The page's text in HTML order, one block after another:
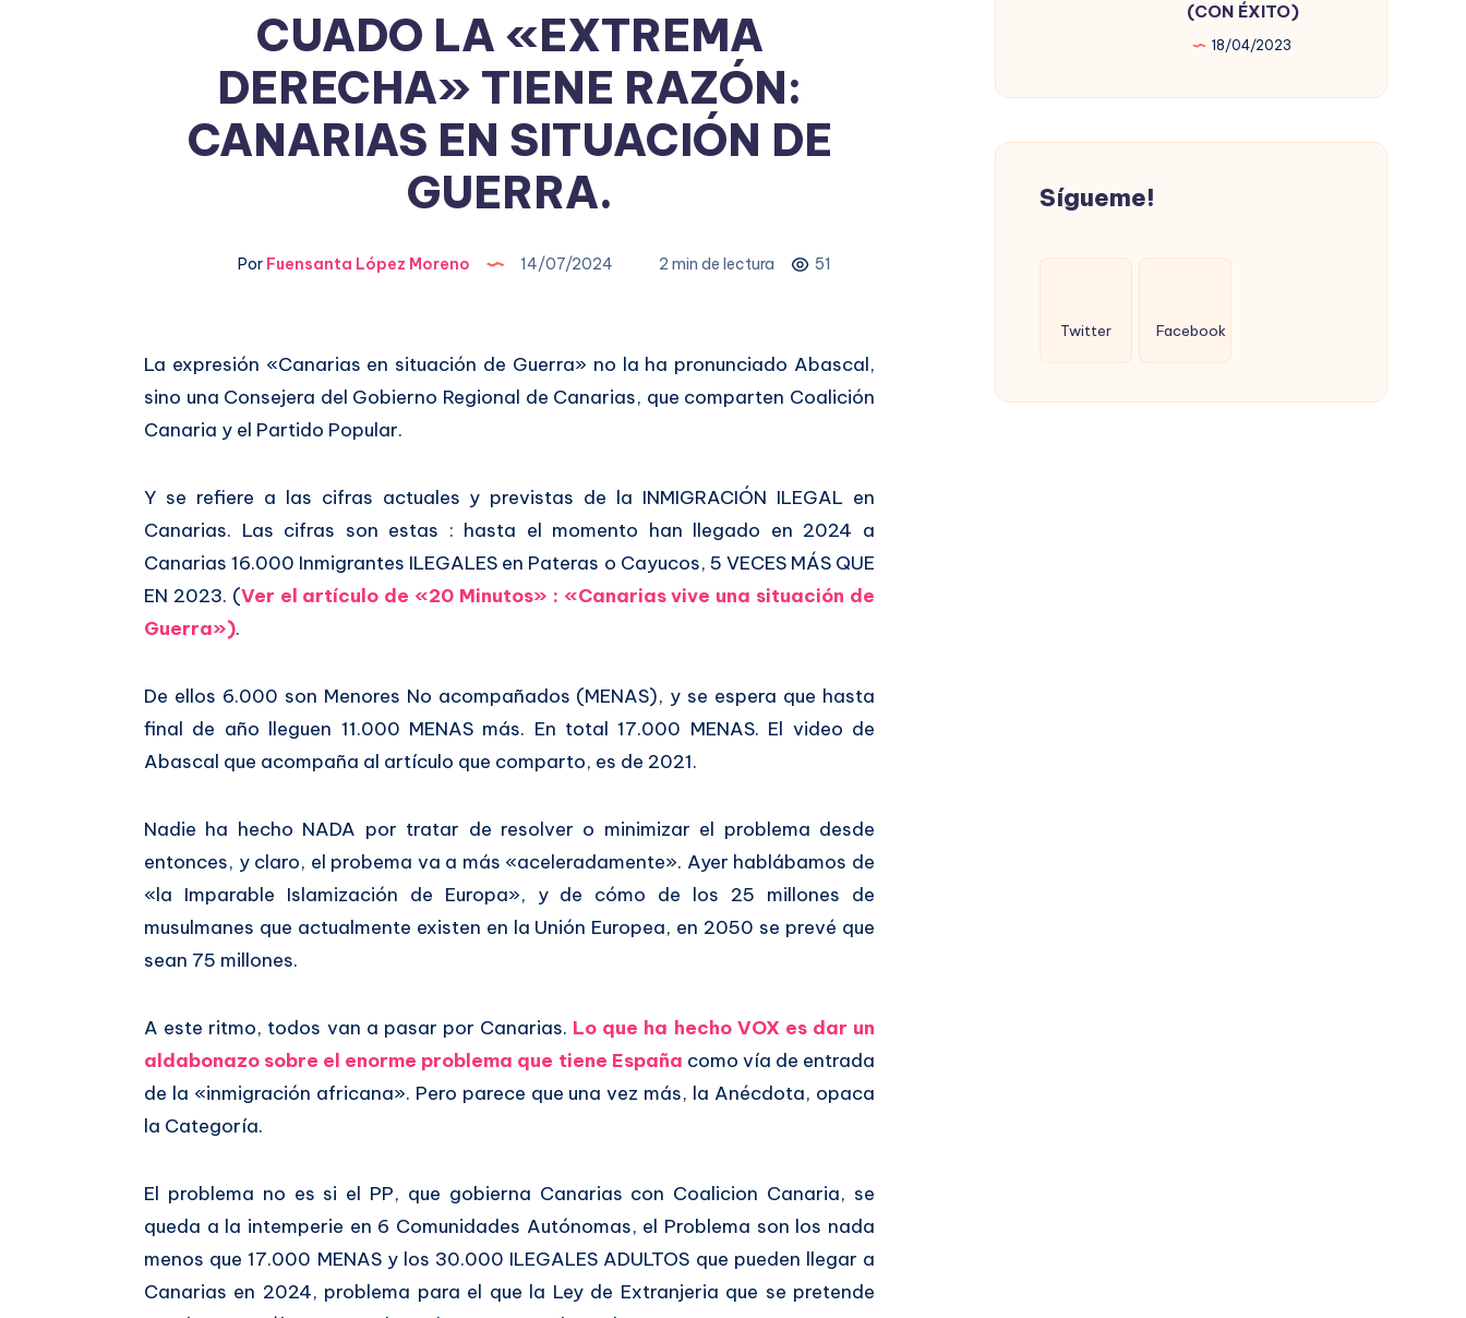
CUADO LA «EXTREMA
DERECHA» TIENE RAZÓN:
CANARIAS EN SITUACIÓN DE
GUERRA.
PorFuensanta López Moreno 14/07/2024 2 min de lectura 51
Compartir
Twitter
La expresión «Canarias en situación de Guerra» no la ha pronunciado Abascal,
sino una Consejera del Gobierno Regional de Canarias, que comparten Coalición
Canaria y el Partido Popular.
Y se refiere a las cifras actuales y previstas de la INMIGRACIÓN ILEGAL en
Canarias. Las cifras son estas : hasta el momento han llegado en 2024 a
Canarias 16.000 Inmigrantes ILEGALES en Pateras o Cayucos, 5 VECES MÁS QUE
EN 2023. (Ver el artículo de «20 Minutos» : «Canarias vive una situación de
Guerra»).
De ellos 6.000 son Menores No acompañados (MENAS), y se espera que hasta
final de año lleguen 11.000 MENAS más. En total 17.000 MENAS. El video de
Abascal que acompaña al artículo que comparto, es de 2021.
Nadie ha hecho NADA por tratar de resolver o minimizar el problema desde
entonces, y claro, el probema va a más «aceleradamente». Ayer hablábamos de
«la Imparable Islamización de Europa», y de cómo de los 25 millones de
musulmanes que actualmente existen en la Unión Europea, en 2050 se prevé que
sean 75 millones.
A este ritmo, todos van a pasar por Canarias. Lo que ha hecho VOX es dar un
aldabonazo sobre el enorme problema que tiene España como vía de entrada
de la «inmigración africana». Pero parece que una vez más, la Anécdota, opaca
la Categoría.
El problema no es si el PP, que gobierna Canarias con Coalicion Canaria, se
queda a la intemperie en 6 Comunidades Autónomas, el Problema son los nada
menos que 17.000 MENAS y los 30.000 ILEGALES ADULTOS que pueden llegar a
Canarias en 2024, problema para el que la Ley de Extranjeria que se pretende
(CON
ÉXITO)
(CON ÉXITO)
18/04/2023
Sígueme!
Twitter Facebook